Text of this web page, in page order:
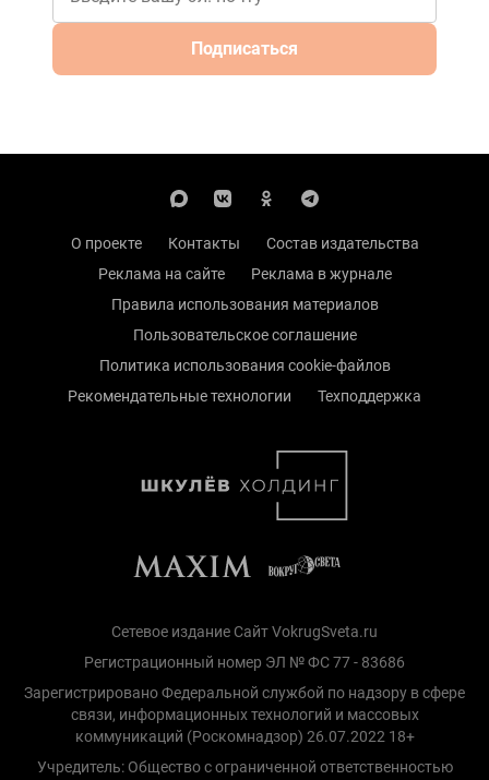
Подписаться
О проекте Контакты
Состав издательства
Реклама на сайте
Реклама в журнале
Правила использования материалов
Пользовательское соглашение
Политика использования cookie-файлов
Рекомендательные технологии
Техподдержка
Сетевое издание Сайт VokrugSveta.ru
Регистрационный номер ЭЛ № ФС 77 - 83686
Зарегистрировано Федеральной службой по надзору в сфере
связи, информационных технологий и массовых
коммуникаций (Роскомнадзор) 26.07.2022 18+
Учредитель: Общество с ограниченной ответственностью